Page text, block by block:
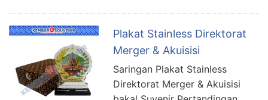
Plakat Stainless Direktorat
Merger & Akuisisi
Saringan Plakat Stainless
Direktorat Merger & Akuisisi